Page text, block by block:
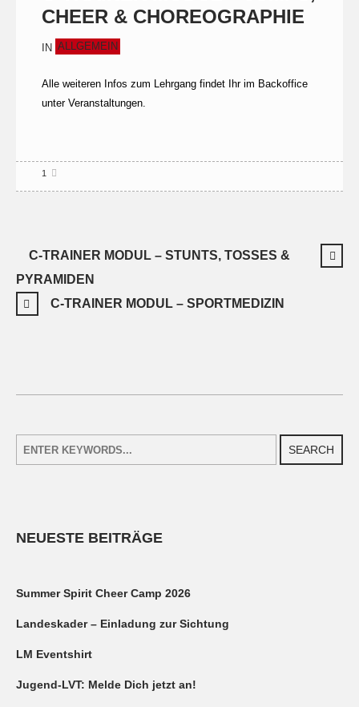
CHEER & CHOREOGRAPHIE
IN ALLGEMEIN
Alle weiteren Infos zum Lehrgang findet Ihr im Backoffice
unter Veranstaltungen.
1
C-TRAINER MODUL – STUNTS, TOSSES &
PYRAMIDEN
C-TRAINER MODUL – SPORTMEDIZIN
SEARCH
NEUESTE BEITRÄGE
Summer Spirit Cheer Camp 2026
Landeskader – Einladung zur Sichtung
LM Eventshirt
Jugend-LVT: Melde Dich jetzt an!